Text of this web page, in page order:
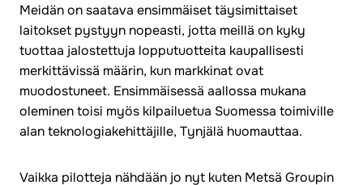
Meidän on saatava ensimmäiset täysimittaiset
laitokset pystyyn nopeasti, jotta meillä on kyky
tuottaa jalostettuja lopputuotteita kaupallisesti
merkittävissä määrin, kun markkinat ovat
muodostuneet. Ensimmäisessä aallossa mukana
oleminen toisi myös kilpailuetua Suomessa toimiville
alan teknologiakehittäjille, Tynjälä huomauttaa.
Vaikka pilotteja nähdään jo nyt kuten Metsä Groupin